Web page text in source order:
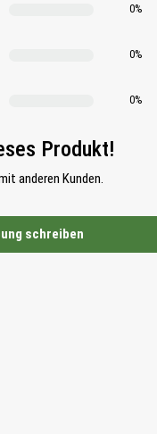
0%
0%
0%
Produkt!
anderen Kunden.
schreiben